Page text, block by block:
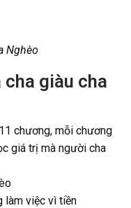
Nghèo
cha giàu cha
chương, mỗi chương
giá trị mà người cha
làm việc vì tiền